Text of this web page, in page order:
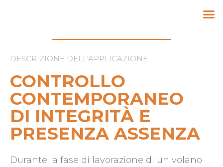
DESCRIZIONE DELL'APPLICAZIONE
CONTROLLO
CONTEMPORANEO
DI INTEGRITÀ E
PRESENZA ASSENZA
Durante la fase di lavorazione di un volano